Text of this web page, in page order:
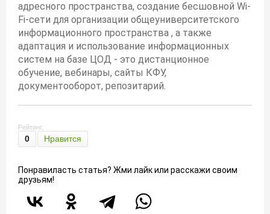
адресного пространства, создание бесшовной Wi-
Fi-сети для организации общеуниверситетского
информационного пространства , а также
адаптация и использование информационных
систем на базе ЦОД - это дистанционное
обучение, вебинары, сайты КФУ,
документооборот, репозитарий.
Рейтинг:
0 Нравится
Понравиласть статья? Жми лайк или расскажи своим
друзьям!